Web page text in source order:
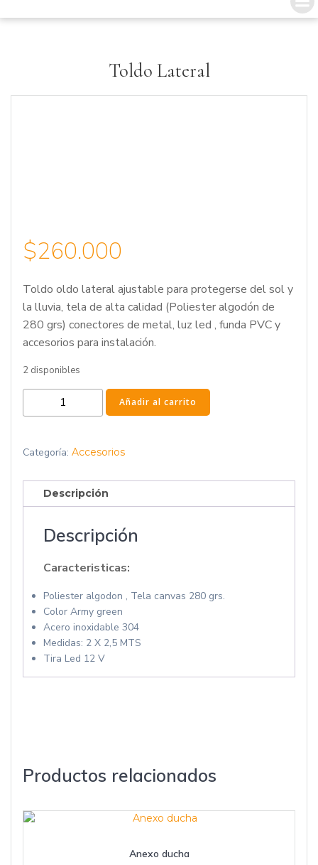
al
Toldo Lateral
$260.000
Toldo oldo lateral ajustable para protegerse del sol y
la lluvia, tela de alta calidad (Poliester algodón de
280 grs) conectores de metal, luz led , funda PVC y
accesorios para instalación.
2 disponibles
Lateral
Añadir al carrito
Categoría: Accesorios
Descripción
Descripción
Caracteristicas:
Poliester algodon , Tela canvas 280 grs.
Color Army green
Acero inoxidable 304
Medidas: 2 X 2,5 MTS
Tira Led 12 V
Productos relacionados
Anexo ducha